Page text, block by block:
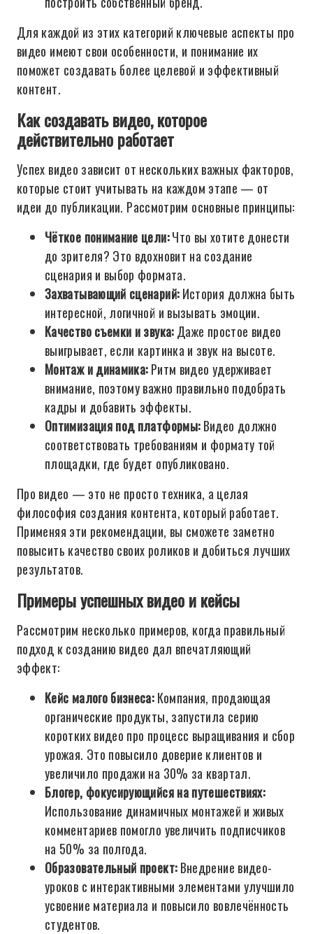
Для каждой из этих категорий ключевые аспекты про
видео имеют свои особенности, и понимание их
поможет создавать более целевой и эффективный
контент.
Как создавать видео, которое
действительно работает
Успех видео зависит от нескольких важных факторов,
которые стоит учитывать на каждом этапе — от
идеи до публикации. Рассмотрим основные принципы:
Чёткое понимание цели:Что вы хотите донести
до зрителя? Это вдохновит на создание
сценария и выбор формата.
Захватывающий сценарий:История должна быть
интересной, логичной и вызывать эмоции.
Качество съемки и звука:Даже простое видео
выигрывает, если картинка и звук на высоте.
Монтаж и динамика:Ритм видео удерживает
внимание, поэтому важно правильно подобрать
кадры и добавить эффекты.
Оптимизация под платформы:Видео должно
соответствовать требованиям и формату той
площадки, где будет опубликовано.
Про видео — это не просто техника, а целая
философия создания контента, который работает.
Применяя эти рекомендации, вы сможете заметно
повысить качество своих роликов и добиться лучших
результатов.
Примеры успешных видео и кейсы
Рассмотрим несколько примеров, когда правильный
подход к созданию видео дал впечатляющий
эффект:
Кейс малого бизнеса:Компания, продающая
органические продукты, запустила серию
коротких видео про процесс выращивания и сбор
урожая. Это повысило доверие клиентов и
увеличило продажи на 30% за квартал.
Блогер, фокусирующийся на путешествиях:
Использование динамичных монтажей и живых
комментариев помогло увеличить подписчиков
на 50% за полгода.
Образовательный проект:Внедрение видео-
уроков с интерактивными элементами улучшило
усвоение материала и повысило вовлечённость
студентов.